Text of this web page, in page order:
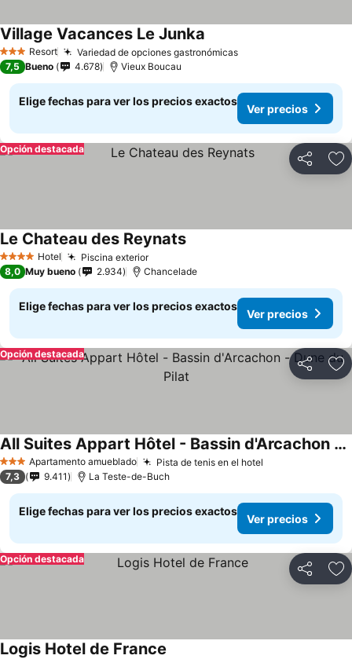
3 EstrellasResort Variedad de opciones gastronómicas
Village Vacances Le Junka
7,5 Bueno 4.678 Vieux Boucau
Elige fechas para ver los precios exactos
Ver precios
Compartir
Opción destacada
4 EstrellasHotel Piscina exterior
Le Chateau des Reynats
8,0 Muy bueno 2.934 Chancelade
Elige fechas para ver los precios exactos
Ver precios
Compartir
Opción destacada
3 EstrellasApartamento amueblado Pista de tenis en el hotel
All Suites Appart Hôtel - Bassin d'Arcachon - Dune du Pilat
7,3 9.411 La Teste-de-Buch
Elige fechas para ver los precios exactos
Ver precios
Compartir
Opción destacada
Logis Hotel de France